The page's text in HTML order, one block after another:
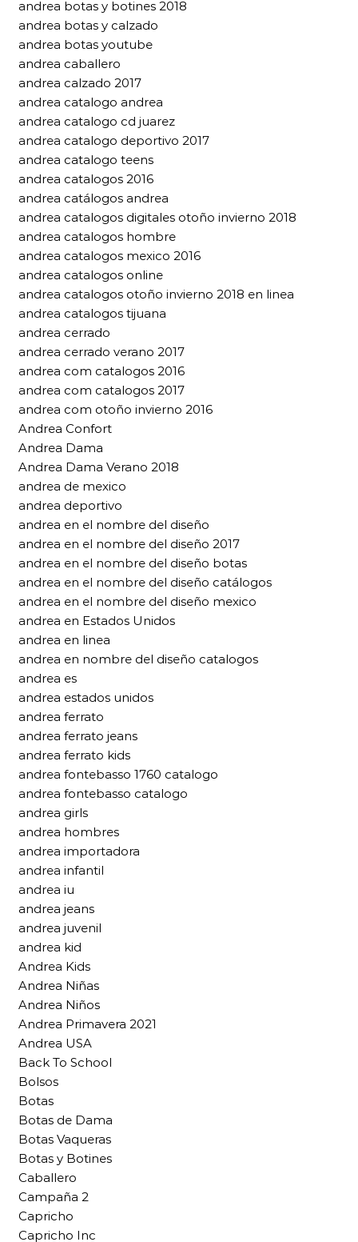
andrea botas y botines 2018
andrea botas y calzado
andrea botas youtube
andrea caballero
andrea calzado 2017
andrea catalogo andrea
andrea catalogo cd juarez
andrea catalogo deportivo 2017
andrea catalogo teens
andrea catalogos 2016
andrea catálogos andrea
andrea catalogos digitales otoño invierno 2018
andrea catalogos hombre
andrea catalogos mexico 2016
andrea catalogos online
andrea catalogos otoño invierno 2018 en linea
andrea catalogos tijuana
andrea cerrado
andrea cerrado verano 2017
andrea com catalogos 2016
andrea com catalogos 2017
andrea com otoño invierno 2016
Andrea Confort
Andrea Dama
Andrea Dama Verano 2018
andrea de mexico
andrea deportivo
andrea en el nombre del diseño
andrea en el nombre del diseño 2017
andrea en el nombre del diseño botas
andrea en el nombre del diseño catálogos
andrea en el nombre del diseño mexico
andrea en Estados Unidos
andrea en linea
andrea en nombre del diseño catalogos
andrea es
andrea estados unidos
andrea ferrato
andrea ferrato jeans
andrea ferrato kids
andrea fontebasso 1760 catalogo
andrea fontebasso catalogo
andrea girls
andrea hombres
andrea importadora
andrea infantil
andrea iu
andrea jeans
andrea juvenil
andrea kid
Andrea Kids
Andrea Niñas
Andrea Niños
Andrea Primavera 2021
Andrea USA
Back To School
Bolsos
Botas
Botas de Dama
Botas Vaqueras
Botas y Botines
Caballero
Campaña 2
Capricho
Capricho Inc